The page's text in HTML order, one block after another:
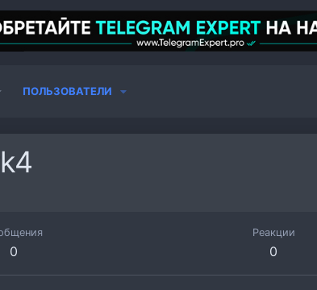
ПОЛЬЗОВАТЕЛИ
0
Реакции
0